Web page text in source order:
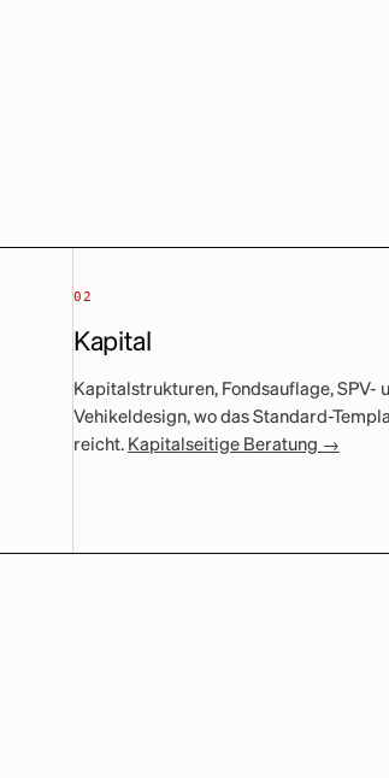
02
Kapital
Kapitalstrukturen, Fondsauflage, SPV-
Vehikeldesign, wo das Standard-
reicht. Kapitalseitige Beratung →